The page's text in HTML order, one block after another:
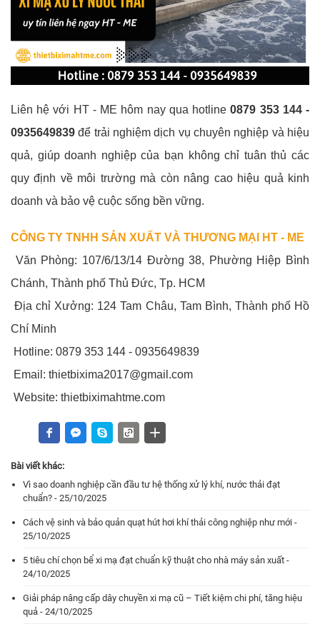
Liên hệ với HT - ME hôm nay qua hotline0879 353 144 -
0935649839 để trải nghiệm dịch vụ chuyên nghiệp và hiệu
quả, giúp doanh nghiệp của bạn không chỉ tuân thủ các
quy định về môi trường mà còn nâng cao hiệu quả kinh
doanh và bảo vệ cuộc sống bền vững.
CÔNG TY TNHH SẢN XUẤT VÀ THƯƠNG MẠI HT - ME
Văn Phòng: 107/6/13/14 Đường 38, Phường Hiệp Bình
Chánh, Thành phố Thủ Đức, Tp. HCM
Địa chỉ Xưởng: 124 Tam Châu, Tam Bình, Thành phố Hồ
Chí Minh
Hotline: 0879 353 144 - 0935649839
Email: thietbixima2017@gmail.com
Website: thietbiximahtme.com
Bài viết khác:
Vì sao doanh nghiệp cần đầu tư hệ thống xử lý khí, nước thải đạt
chuẩn? - 25/10/2025
Cách vệ sinh và bảo quản quạt hút hơi khí thải công nghiệp như mới -
25/10/2025
5 tiêu chí chọn bể xi mạ đạt chuẩn kỹ thuật cho nhà máy sản xuất -
24/10/2025
Giải pháp nâng cấp dây chuyền xi mạ cũ – Tiết kiệm chi phí, tăng hiệu
quả - 24/10/2025